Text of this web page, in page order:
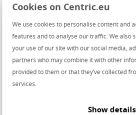
Cookies on Centric.eu
We use cookies to personalise content and
features and to analyse our traffic. We also
your use of our site with our social media,
partners who may combine it with other
provided to them or that they’ve collected
services.
Show details
I forbindelse med tjenesteytelsen
opplysninger i sin database for
eventuelle tredjeparter som vi
databehandleravtaler med. Vi
registrere følgende
navn, adresse, bosted, kjønn,
bevis, passfoto, sivilstatus, e-